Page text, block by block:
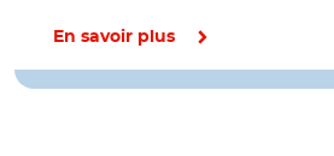
En savoir plus